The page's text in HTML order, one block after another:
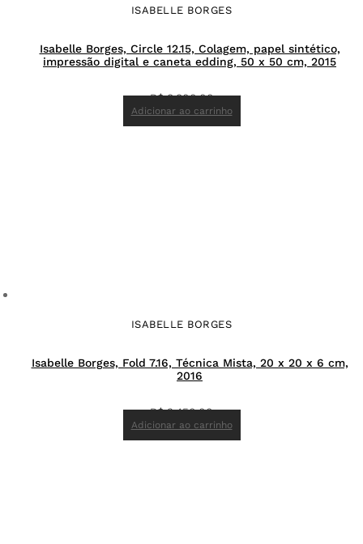
ISABELLE BORGES
Isabelle Borges, Circle 12.15, Colagem, papel sintético,
impressão digital e caneta edding, 50 x 50 cm, 2015
R$8.800,00
Adicionar ao carrinho
ISABELLE BORGES
Isabelle Borges, Fold 7.16, Técnica Mista, 20 x 20 x 6 cm,
2016
R$3.450,00
Adicionar ao carrinho